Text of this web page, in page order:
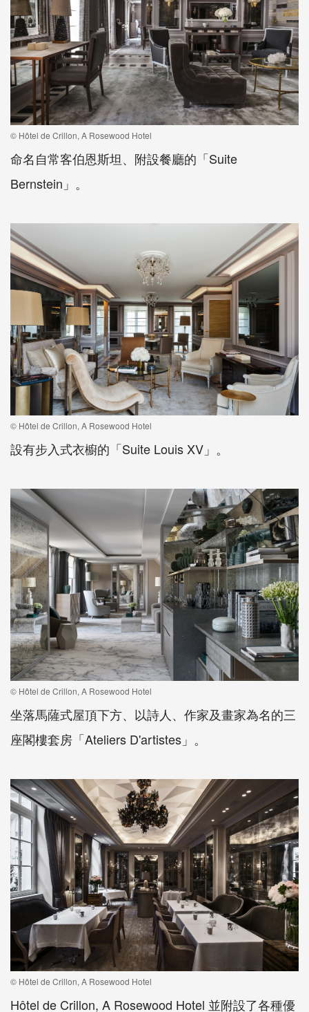
© Hôtel de Crillon, A Rosewood Hotel
命名自常客伯恩斯坦、附設餐廳的「Suite
Bernstein」。
© Hôtel de Crillon, A Rosewood Hotel
設有步入式衣櫥的「Suite Louis XV」。
© Hôtel de Crillon, A Rosewood Hotel
坐落馬薩式屋頂下方、以詩人、作家及畫家為名的三
座閣樓套房「Ateliers D'artistes」。
© Hôtel de Crillon, A Rosewood Hotel
Hôtel de Crillon, A Rosewood Hotel 並附設了各種優